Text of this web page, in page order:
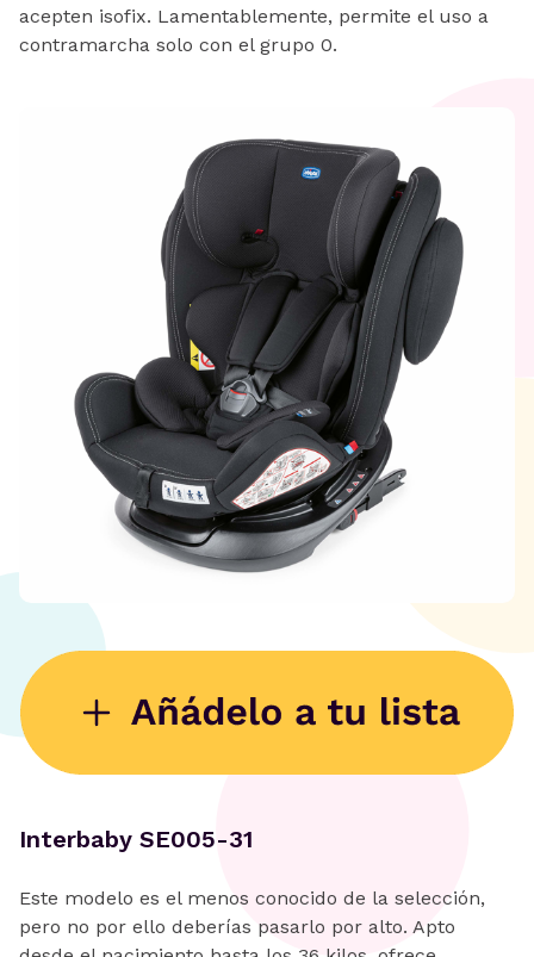
acepten isofix. Lamentablemente, permite el uso a
contramarcha solo con el grupo 0.
Interbaby SE005-31
Este modelo es el menos conocido de la selección,
pero no por ello deberías pasarlo por alto. Apto